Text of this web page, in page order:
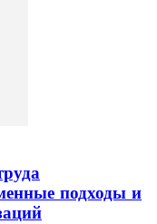
подходы и